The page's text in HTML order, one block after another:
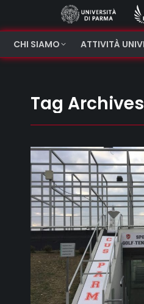
CHI SIAMO ATTIVITÀ
Tag